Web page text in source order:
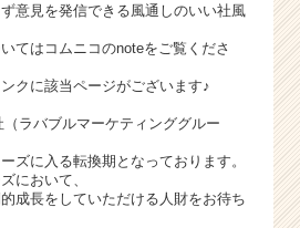
意見を発信できる風通しのいい社風
てはコムニコのnoteをご覧くださ
クに該当ページがございます♪
ラバブルマーケティンググルー
ズに入る転換期となっております。
において、
成長をしていただける人財をお待ち